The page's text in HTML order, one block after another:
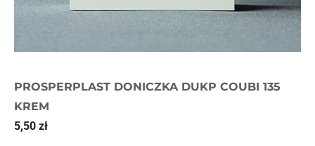
PROSPERPLAST DONICZKA DUKP COUBI 135
KREM
5,50 zł